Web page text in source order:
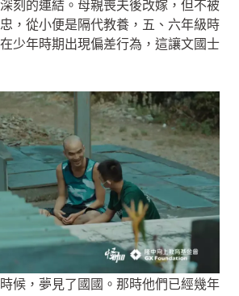
刻的連結。母親喪夫後改嫁，但不被
，從小便是隔代教養，五、六年級時
少年時期出現偏差行為，這讓文國士
候，夢見了國國。那時他們已經幾年